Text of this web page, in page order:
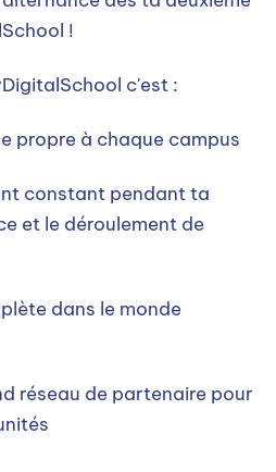
!
c'est :
propre à chaque campus
constant pendant ta
et le déroulement de
dans le monde
réseau de partenaire pour